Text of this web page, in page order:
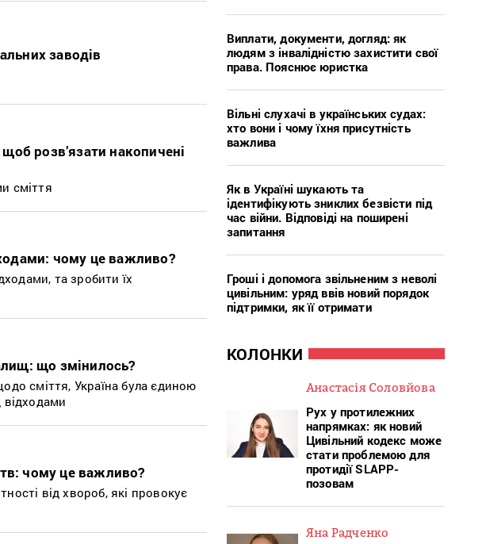
заводів
розв’язати накопичені
сміття
чому це важливо?
та зробити їх
що змінилось?
сміття, Україна була єдиною
чому це важливо?
від хвороб, які провокує
Виплати, документи, догляд: як
людям з інвалідністю захистити свої
права. Пояснює юристка
Вільні слухачі в українських судах:
хто вони і чому їхня присутність
важлива
Як в Україні шукають та
ідентифікують зниклих безвісти під
час війни. Відповіді на поширені
запитання
Гроші і допомога звільненим з неволі
цивільним: уряд ввів новий порядок
підтримки, як її отримати
КОЛОНКИ
Анастасія Соловйова
Рух у протилежних
напрямках: як новий
Цивільний кодекс може
стати проблемою для
протидії SLAPP-
позовам
Яна Радченко